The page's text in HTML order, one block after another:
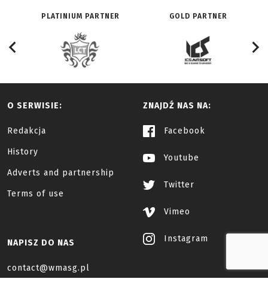
PLATINIUM PARTNER GOLD PARTNER
O SERWISIE:
Redakcja
History
Adverts and partnership
Terms of use
ZNAJDŹ NAS NA:
Facebook
Youtube
Twitter
Vimeo
Instagram
NAPISZ DO NAS
contact@wmasg.pl